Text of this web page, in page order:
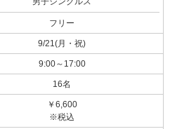
フリー
9/21(月・祝)
9:00～17:00
16名
￥6,600
※税込